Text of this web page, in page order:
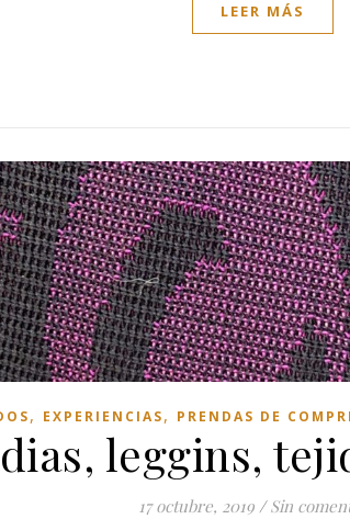
LEER MÁS
, EXPERIENCIAS, PRENDAS DE
leggins,
17 octubre, 2019 / Sin